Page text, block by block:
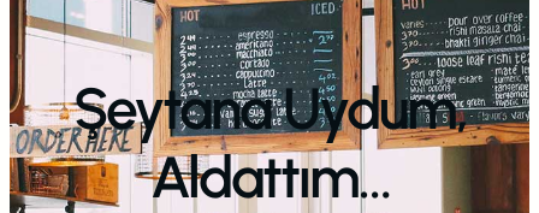
Şeytana Uydum,
Aldattım…